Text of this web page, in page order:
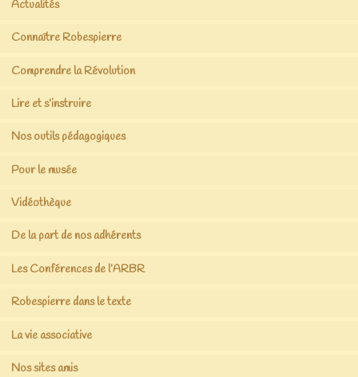
Actualités
Connaître Robespierre
Comprendre la Révolution
Lire et s’instruire
Nos outils pédagogiques
Pour le musée
Vidéothèque
De la part de nos adhérents
Les Conférences de l’ARBR
Robespierre dans le texte
La vie associative
Nos sites amis